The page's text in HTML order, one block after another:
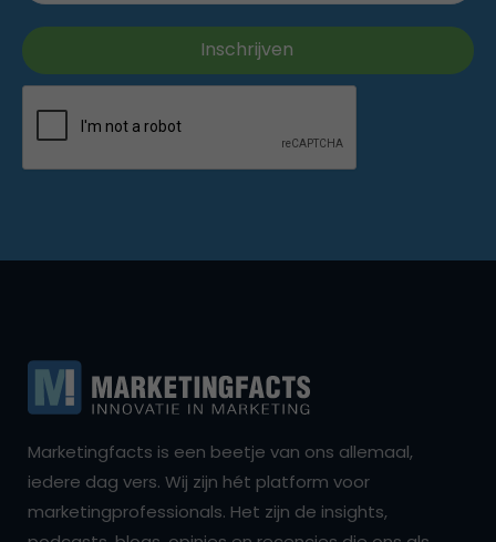
Marketingfacts is een beetje van ons allemaal,
iedere dag vers. Wij zijn hét platform voor
marketingprofessionals. Het zijn de insights,